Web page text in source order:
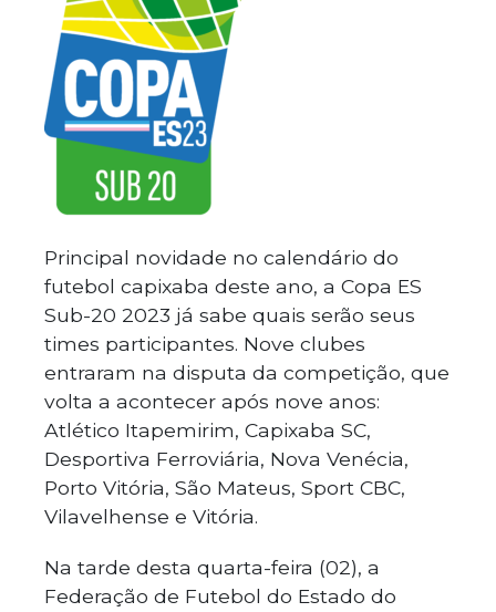
Principal novidade no calendário do
futebol capixaba deste ano, a Copa ES
Sub-20 2023 já sabe quais serão seus
times participantes. Nove clubes
entraram na disputa da competição, que
volta a acontecer após nove anos:
Atlético Itapemirim, Capixaba SC,
Desportiva Ferroviária, Nova Venécia,
Porto Vitória, São Mateus, Sport CBC,
Vilavelhense e Vitória.
Na tarde desta quarta-feira (02), a
Federação de Futebol do Estado do